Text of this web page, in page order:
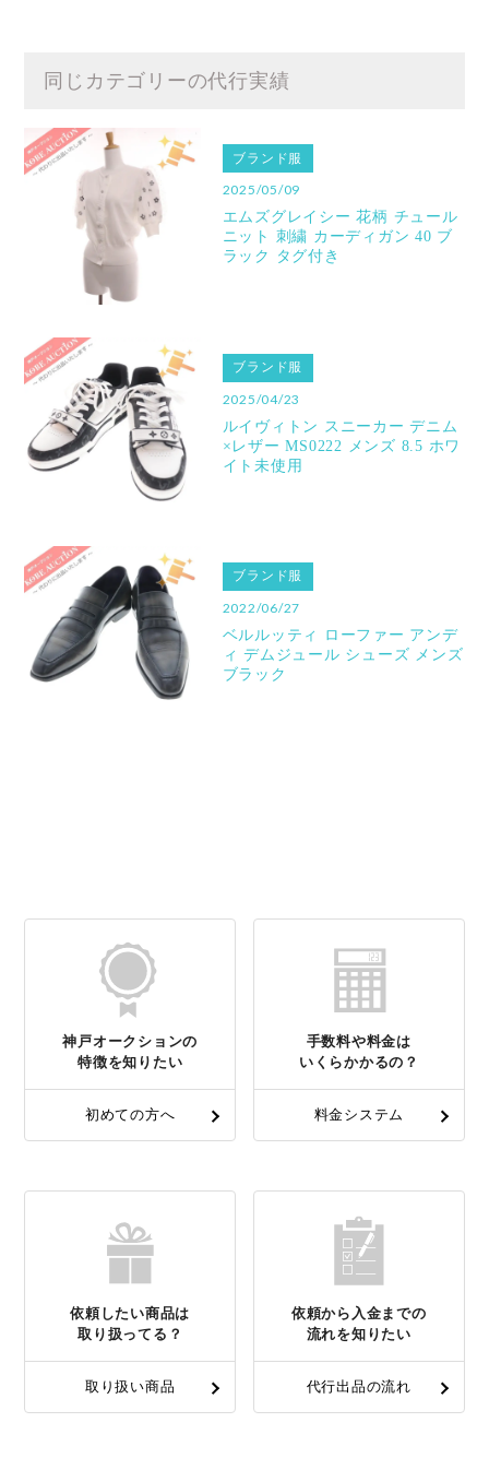
同じカテゴリーの代行実績
ブランド服
2025/05/09
エムズグレイシー 花柄 チュール
ニット 刺繍 カーディガン 40 ブ
ラック タグ付き
ブランド服
2025/04/23
ルイヴィトン スニーカー デニム
×レザー MS0222 メンズ 8.5 ホワ
イト未使用
ブランド服
2022/06/27
ベルルッティ ローファー アンデ
ィ デムジュール シューズ メンズ
ブラック
神戸オークションの
特徴を知りたい
初めての方へ
手数料や料金は
いくらかかるの？
料金システム
依頼したい商品は
取り扱ってる？
取り扱い商品
依頼から入金までの
流れを知りたい
代行出品の流れ